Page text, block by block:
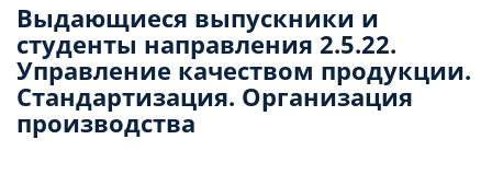
Выдающиеся выпускники и
студенты направления 2.5.22.
Управление качеством продукции.
Стандартизация. Организация
производства